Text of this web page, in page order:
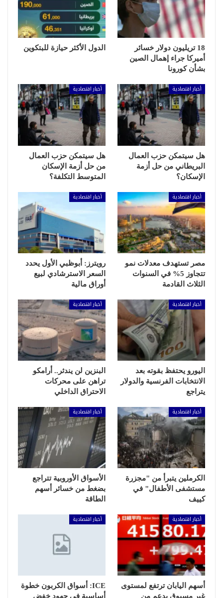
18 تريليون دولار خسائر
أميركا جراء إهمال الصين
بشأن كورونا
الدول الأكثر حيازة للبتكوين
أخبار اقتصادية
هل سيتمكن حزب العمال
البريطاني من حل أزمة
الإسكان؟
أخبار اقتصادية
هل سيتمكن حزب العمال
من حل أزمة الإسكان
المتوسط التكلفة؟
أخبار اقتصادية
مصر تستهدف معدلات نمو
تتجاوز 5% في السنوات
الثلاث القادمة
أخبار اقتصادية
رويترز: أبوظبي الأول يحدد
السعر الاسترشادي لبيع
أوراق مالية
أخبار اقتصادية
اليورو يحتفظ بقوته بعد
الانتخابات الفرنسية والدولار
يتراجع
أخبار اقتصادية
البنزين لن يندثر.. أرامكو
تراهن على محركات
الاحتراق الداخلي
أخبار اقتصادية
الكرملين يتبرأ من "مجزرة
مستشفى الأطفال" في
كييف
أخبار اقتصادية
الأسواق الأوروبية تتراجع
بضغط من خسائر أسهم
الطاقة
أخبار اقتصادية
أسهم اليابان ترتفع لمستوى
غير مسبوق بدعم من
أخبار اقتصادية
ICE: أسواق الكربون خطوة
أساسية في جهود خفض